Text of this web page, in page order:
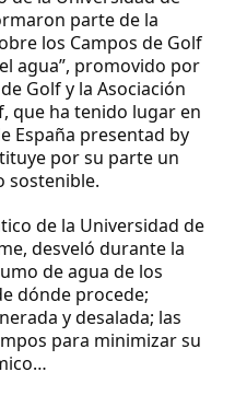
parte de la
los Campos de Golf
agua”, promovido por
Golf y la Asociación
que ha tenido lugar en
España presentad by
por su parte un
sostenible.
de la Universidad de
desveló durante la
de agua de los
dónde procede;
y desalada; las
para minimizar su